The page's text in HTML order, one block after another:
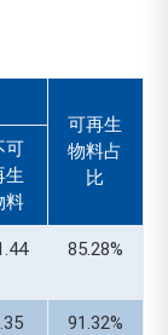
可再生
物料占
比
可
生
料
85.28%
91.32%